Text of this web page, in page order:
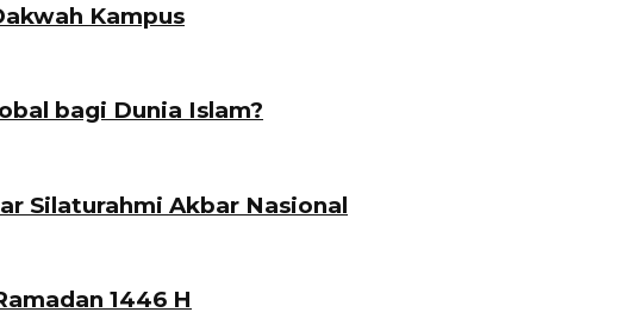
Kampus
bagi Dunia Islam?
Silaturahmi Akbar Nasional
1446 H